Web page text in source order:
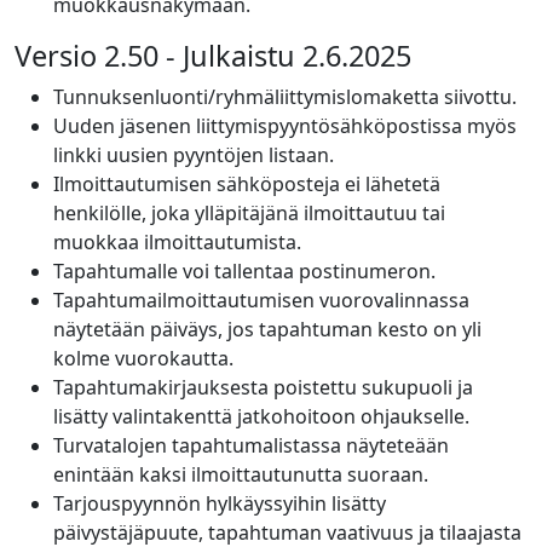
Versio 2.50 - Julkaistu 2.6.2025
Tunnuksenluonti/ryhmäliittymislomaketta siivottu.
Uuden jäsenen liittymispyyntösähköpostissa myös
linkki uusien pyyntöjen listaan.
Ilmoittautumisen sähköposteja ei lähetetä
henkilölle, joka ylläpitäjänä ilmoittautuu tai
muokkaa ilmoittautumista.
Tapahtumalle voi tallentaa postinumeron.
Tapahtumailmoittautumisen vuorovalinnassa
näytetään päiväys, jos tapahtuman kesto on yli
kolme vuorokautta.
Tapahtumakirjauksesta poistettu sukupuoli ja
lisätty valintakenttä jatkohoitoon ohjaukselle.
Turvatalojen tapahtumalistassa näyteteään
enintään kaksi ilmoittautunutta suoraan.
Tarjouspyynnön hylkäyssyihin lisätty
päivystäjäpuute, tapahtuman vaativuus ja tilaajasta